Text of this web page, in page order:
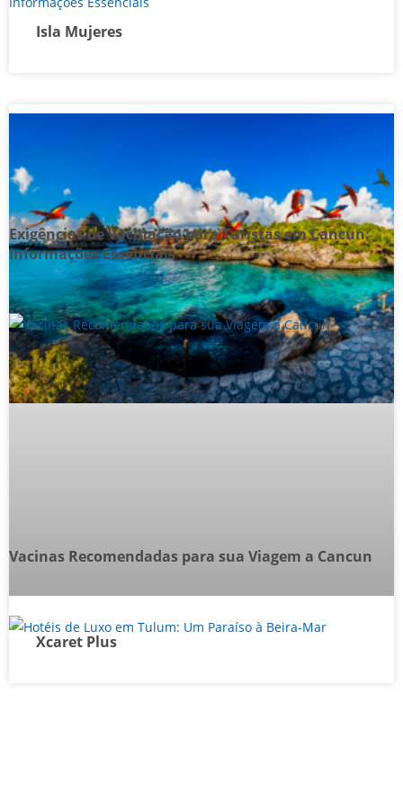
Isla Mujeres
Xcaret Plus
Exigências de Vacinação para Turistas em Cancun:
Informações Essenciais
Vacinas Recomendadas para sua Viagem a Cancun